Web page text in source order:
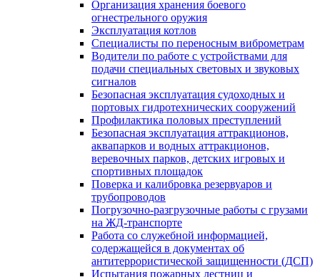
Организация хранения боевого
огнестрельного оружия
Эксплуатация котлов
Специалисты по переносным виброметрам
Водители по работе с устройствами для
подачи специальных световых и звуковых
сигналов
Безопасная эксплуатация судоходных и
портовых гидротехнических сооружений
Профилактика половых преступлений
Безопасная эксплуатация аттракционов,
аквапарков и водных аттракционов,
веревочных парков, детских игровых и
спортивных площадок
Поверка и калибровка резервуаров и
трубопроводов
Погрузочно-разгрузочные работы с грузами
на ЖД-транспорте
Работа со служебной информацией,
содержащейся в документах об
антитеррористической защищенности (ДСП)
Испытания пожарных лестниц и